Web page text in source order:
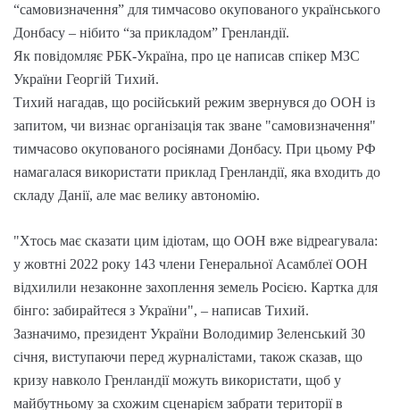
“самовизначення” для тимчасово окупованого українського
Донбасу – нібито “за прикладом” Гренландії.
Як повідомляє РБК-Україна, про це написав спікер МЗС
України Георгій Тихий.
Тихий нагадав, що російський режим звернувся до ООН із
запитом, чи визнає організація так зване "самовизначення"
тимчасово окупованого росіянами Донбасу. При цьому РФ
намагалася використати приклад Гренландії, яка входить до
складу Данії, але має велику автономію.
"Хтось має сказати цим ідіотам, що ООН вже відреагувала:
у жовтні 2022 року 143 члени Генеральної Асамблеї ООН
відхилили незаконне захоплення земель Росією. Картка для
бінго: забирайтеся з України", – написав Тихий.
Зазначимо, президент України Володимир Зеленський 30
січня, виступаючи перед журналістами, також сказав, що
кризу навколо Гренландії можуть використати, щоб у
майбутньому за схожим сценарієм забрати території в